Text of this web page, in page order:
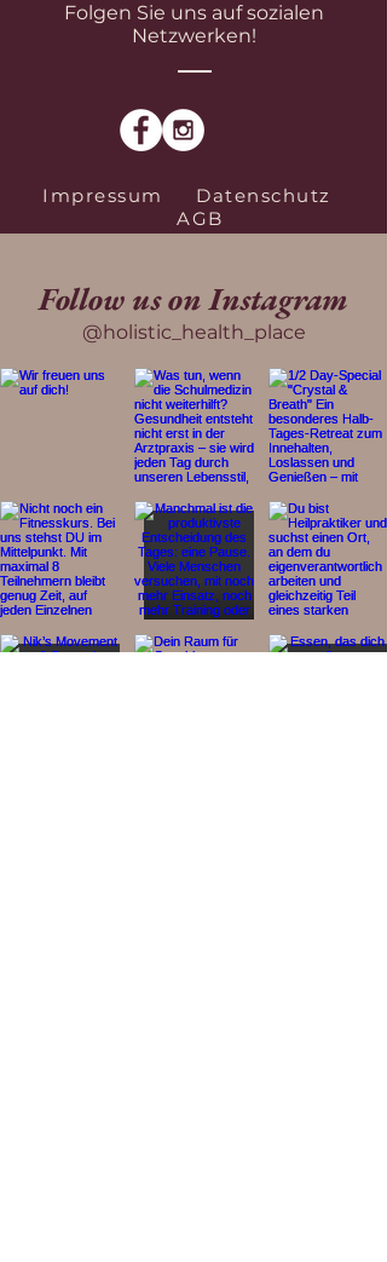
Folgen Sie uns auf sozialen
Netzwerken!
Impressum
Datenschutz
AGB
Follow us on Instagram
@holistic_health_place